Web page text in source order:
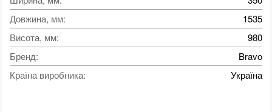
Довжина, мм:
1535
Висота, мм:
980
Бренд:
Bravo
Країна виробника: Україна